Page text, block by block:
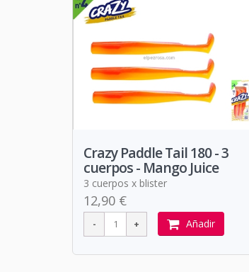
Crazy Paddle Tail 180 - 3
cuerpos - Mango Juice
3 cuerpos x blister
12,90 €
Añadir